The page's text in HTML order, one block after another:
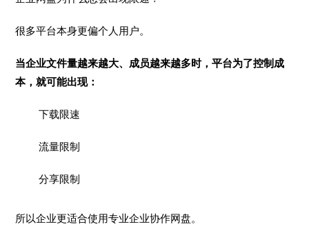
很多平台本身更偏个人用户。
当企业文件量越来越大、成员越来越多时，平台为了控制成
本，就可能出现：
下载限速
流量限制
分享限制
所以企业更适合使用专业企业协作网盘。